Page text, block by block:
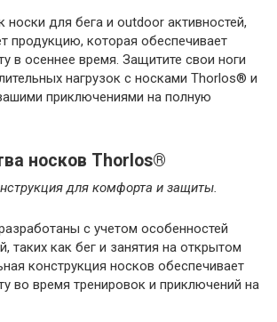
для бега и outdoor активностей,
продукцию, которая обеспечивает
в осеннее время. Защитите свои ноги
нагрузок с носками Thorlos® и
приключениями на полную
носков Thorlos®
для комфорта и защиты.
с учетом особенностей
таких как бег и занятия на открытом
конструкция носков обеспечивает
во время тренировок и приключений на